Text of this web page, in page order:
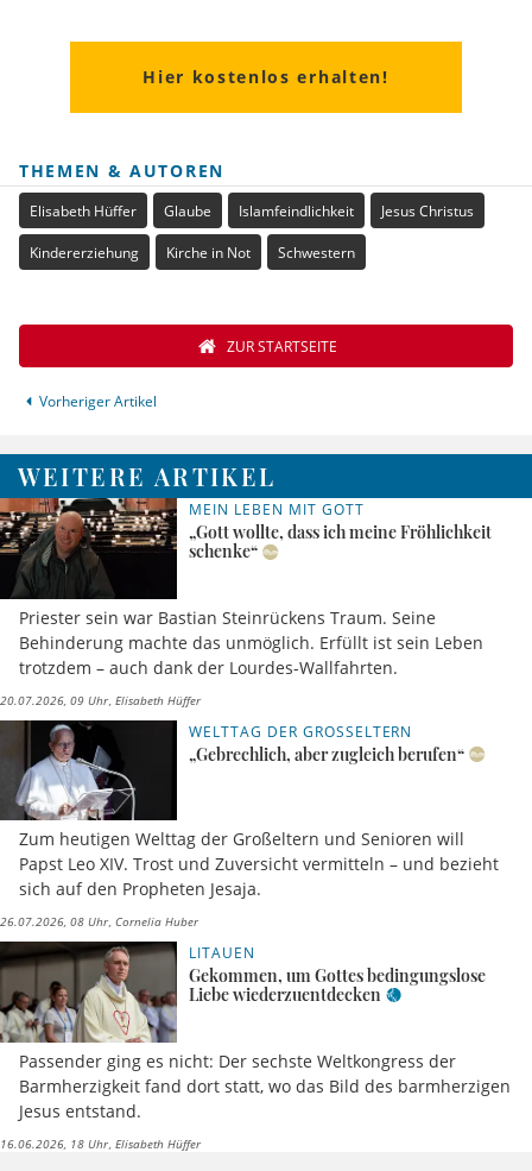
Hier kostenlos erhalten!
THEMEN & AUTOREN
Elisabeth Hüffer Glaube Islamfeindlichkeit Jesus Christus
Kindererziehung Kirche in Not Schwestern
Vorheriger Artikel
ZUR STARTSEITE
WEITERE ARTIKEL
MEIN LEBEN MIT GOTT
„Gott wollte, dass ich meine Fröhlichkeit
schenke“
Priester sein war Bastian Steinrückens Traum. Seine
Behinderung machte das unmöglich. Erfüllt ist sein Leben
trotzdem – auch dank der Lourdes-Wallfahrten.
20.07.2026, 09 Uhr Elisabeth Hüffer
WELTTAG DER GROSSELTERN
„Gebrechlich, aber zugleich berufen“
Zum heutigen Welttag der Großeltern und Senioren will
Papst Leo XIV. Trost und Zuversicht vermitteln – und bezieht
sich auf den Propheten Jesaja.
26.07.2026, 08 Uhr Cornelia Huber
LITAUEN
Gekommen, um Gottes bedingungslose
Liebe wiederzuentdecken
Passender ging es nicht: Der sechste Weltkongress der
Barmherzigkeit fand dort statt, wo das Bild des barmherzigen
Jesus entstand.
16.06.2026, 18 Uhr Elisabeth Hüffer